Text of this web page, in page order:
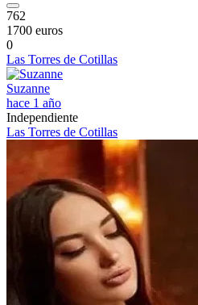
762
1700 euros
0
Las Torres de Cotillas
Suzanne
hace 1 año
Independiente
Las Torres de Cotillas